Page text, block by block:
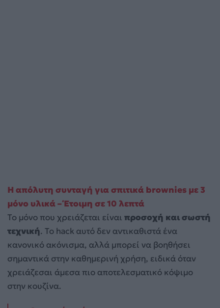
Η απόλυτη συνταγή για σπιτικά brownies με 3
μόνο υλικά – Έτοιμη σε 10 λεπτά
Το μόνο που χρειάζεται είναι προσοχή και σωστή
τεχνική. Το hack αυτό δεν αντικαθιστά ένα
κανονικό ακόνισμα, αλλά μπορεί να βοηθήσει
σημαντικά στην καθημερινή χρήση, ειδικά όταν
χρειάζεσαι άμεσα πιο αποτελεσματικό κόψιμο
στην κουζίνα.